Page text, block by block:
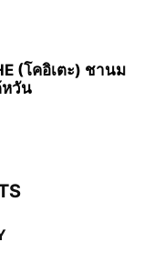
(โคอิเตะ) ชานม
หวัน